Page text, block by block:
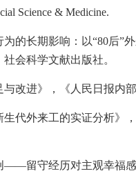
Science & Medicine.
为的长期影响：以“80后”
会科学文献出版社。
改进》，《人民日报内部
代外来工的实证分析》
——留守经历对主观幸福